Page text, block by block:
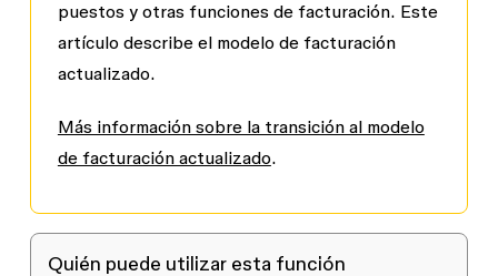
puestos y otras funciones de facturación. Este
artículo describe el modelo de facturación
actualizado.
Más información sobre la transición al modelo
de facturación actualizado.
Quién puede utilizar esta función